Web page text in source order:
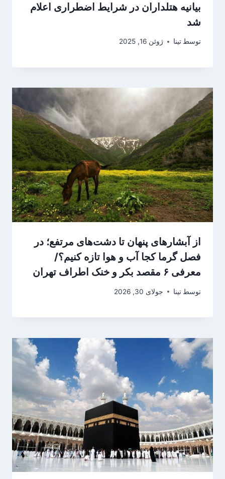
بیانیه هتلداران در شرایط اضطراری اعلام
شد
توسط تینا ژوئن 16, 2025
از آبشارهای پنهان تا دشت‌های مرتفع؛ در
فصل گرما کجا آب و هوا تازه کنیم؟/
معرفی ۶ مقصد بکر و خنک اطراف تهران
توسط تینا جولای 30, 2026